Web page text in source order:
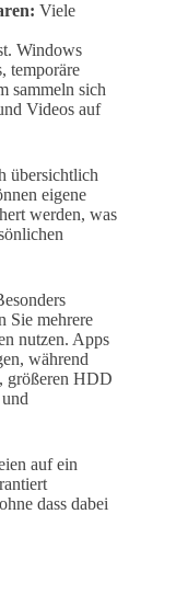
Viele
Windows
temporäre
sammeln sich
Videos auf
übersichtlich
eigene
werden, was
Sie mehrere
nutzen. Apps
während
größeren HDD
auf ein
dass dabei